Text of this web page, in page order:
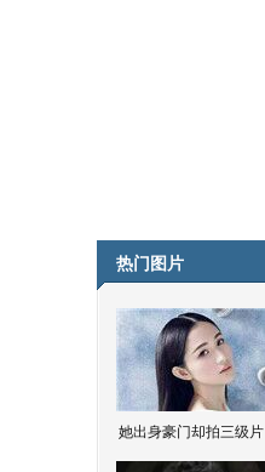
热门图片
她出身豪门却拍三级片